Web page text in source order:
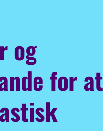
og
for at